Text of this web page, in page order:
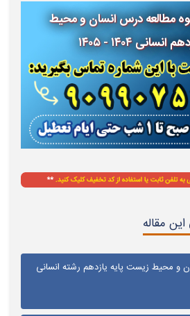
مطالعه درس انسان و محیط
۱۴۰۴ - ۱۴۰۵
مقاله
و محیط زیست پایه یازدهم رشته انسانی